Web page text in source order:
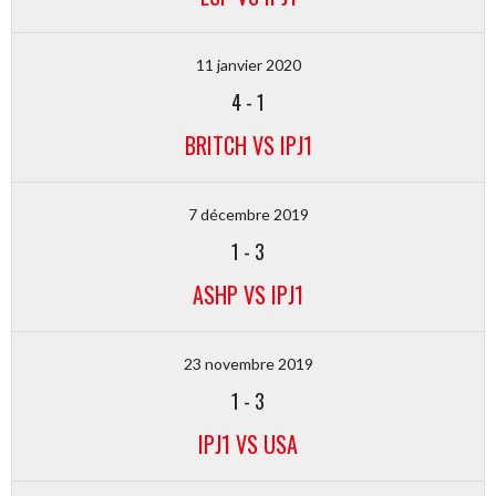
11 janvier 2020
4-1
BRITCH VS IPJ1
7 décembre 2019
1 - 3
ASHP VS IPJ1
23 novembre 2019
1 - 3
IPJ1 VS USA